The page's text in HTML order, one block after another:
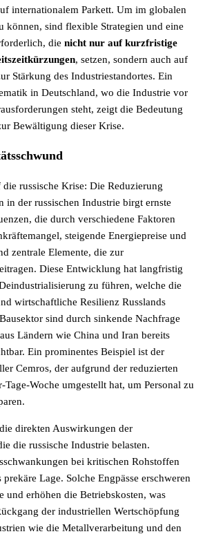
internationalem Parkett. Um im globalen
können, sind flexible Strategien und eine
die nicht nur auf kurzfristige
, setzen, sondern auch auf
Stärkung des Industriestandortes. Ein
in Deutschland, wo die Industrie vor
steht, zeigt die Bedeutung
Bewältigung dieser Krise.
russische Krise: Die Reduzierung
in der russischen Industrie birgt ernste
die durch verschiedene Faktoren
steigende Energiepreise und
zentrale Elemente, die zur
Diese Entwicklung hat langfristig
zu führen, welche die
wirtschaftliche Resilienz Russlands
sind durch sinkende Nachfrage
Ländern wie China und Iran bereits
Ein prominentes Beispiel ist der
Cemros, der aufgrund der reduzierten
Woche umgestellt hat, um Personal zu
direkten Auswirkungen der
die russische Industrie belasten.
bei kritischen Rohstoffen
Lage. Solche Engpässe erschweren
und erhöhen die Betriebskosten, was
der industriellen Wertschöpfung
wie die Metallverarbeitung und den